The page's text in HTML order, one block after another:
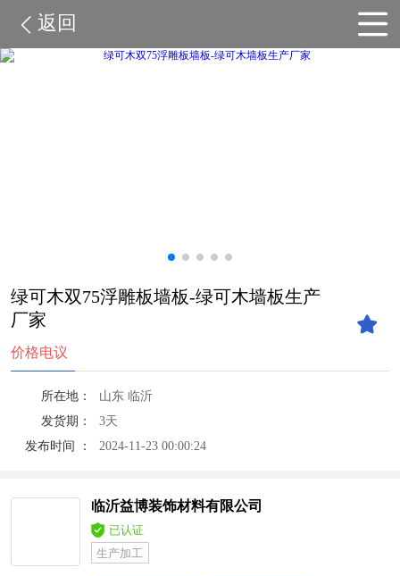
返回
绿可木双75浮雕板墙板-绿可木墙板生产
厂家
价格电议
所在地：
山东 临沂
发货期：
3天
发布时间 ：
2024-11-23 00:00:24
临沂益博装饰材料有限公司
已认证
生产加工